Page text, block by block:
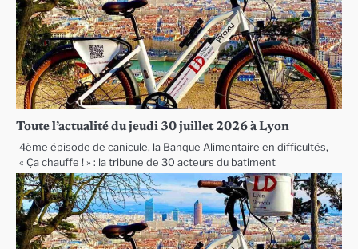
Toute l’actualité du jeudi 30 juillet 2026 à Lyon
4ème épisode de canicule, la Banque Alimentaire en difficultés,
« Ça chauffe ! » : la tribune de 30 acteurs du batiment